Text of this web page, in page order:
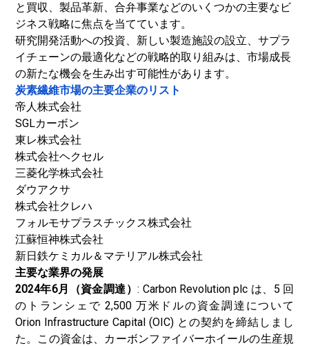
と買収、製品革新、合弁事業などのいくつかの主要なビ
ジネス戦略に焦点を当てています。
研究開発活動への投資、新しい製造施設の設立、サプラ
イチェーンの最適化などの戦略的取り組みは、市場成長
の新たな機会を生み出す可能性があります。
炭素繊維市場の主要企業のリスト
帝人株式会社
SGLカーボン
東レ株式会社
株式会社ヘクセル
三菱化学株式会社
ダウアクサ
株式会社クレハ
フォルモサプラスチックス株式会社
江蘇恒神株式会社
新日鉄ケミカル＆マテリアル株式会社
主要な業界の発展
2024年6月（資金調達）: Carbon Revolution plc は、5 回
のトランシェで 2,500 万米ドルの資金調達について
Orion Infrastructure Capital (OIC) との契約を締結しまし
た。この資金は、カーボンファイバーホイールの生産規